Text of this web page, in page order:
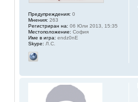
Предупреждения: 0
Мнения: 263
Регистриран на: 06 Юли 2013, 15:35
Местоположение: София
Име в игра: endz0nE
Skype: Л.С.